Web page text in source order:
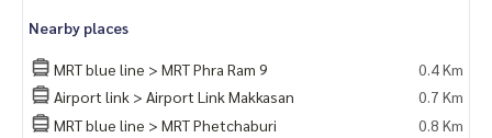
- รถไฟฟ้า MRT พระราม 9 : 400 ม.
- Fortune Town : 450 ม.
- เซ็นทรัลพระราม 9 : 450 ม.
- รพ.พระราม 9 : 600 ม.
- Tesco Lotus Fortune Town : 750 ม.
Nearby places
MRT blue line > MRT Phra Ram 9
0.4 Km
Airport link > Airport Link Makkasan
0.7 Km
MRT blue line > MRT Phetchaburi
0.8 Km